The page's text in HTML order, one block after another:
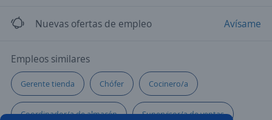
Nuevas ofertas de empleo Avísame
Empleos similares
Gerente tienda Chófer Cocinero/a
Coordinador/a de almacén Supervisor/a de ventas